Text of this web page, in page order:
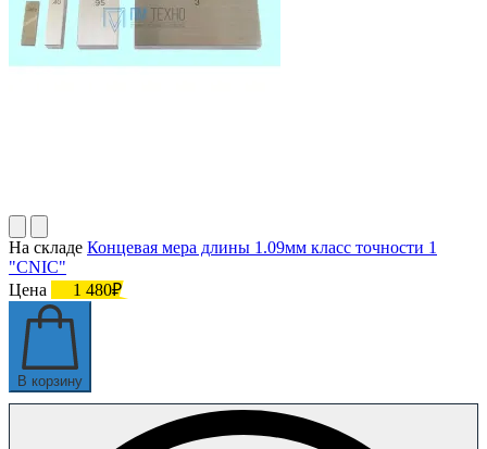
На складе Концевая мера длины 1.09мм класс точности 1
"CNIC"
Цена
1 480₽
В корзину